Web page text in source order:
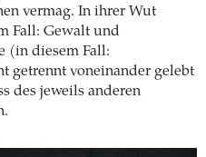
vermag. In ihrer Wut
Fall: Gewalt und
(in diesem Fall:
getrennt voneinander gelebt
des jeweils anderen